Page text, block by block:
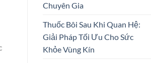
Chuyên Gia
Thuốc Bôi Sau Khi Quan Hệ:
Giải Pháp Tối Ưu Cho Sức
Khỏe Vùng Kín